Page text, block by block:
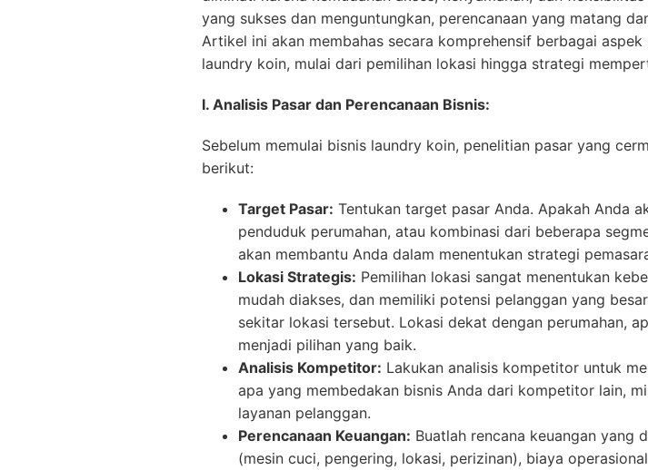
yang sukses dan menguntungkan, perencanaan yang matang
Artikel ini akan membahas secara komprehensif berbagai
laundry koin, mulai dari pemilihan lokasi hingga strategi
I. Analisis Pasar dan Perencanaan Bisnis:
Sebelum memulai bisnis laundry koin, penelitian pasar yang
berikut:
Target Pasar: Tentukan target pasar Anda. Apakah Anda
penduduk perumahan, atau kombinasi dari beberapa
akan membantu Anda dalam menentukan strategi
Lokasi Strategis: Pemilihan lokasi sangat menentukan
mudah diakses, dan memiliki potensi pelanggan yang
sekitar lokasi tersebut. Lokasi dekat dengan perumahan,
menjadi pilihan yang baik.
Analisis Kompetitor: Lakukan analisis kompetitor untuk
apa yang membedakan bisnis Anda dari kompetitor lain,
layanan pelanggan.
Perencanaan Keuangan: Buatlah rencana keuangan yang
(mesin cuci, pengering, lokasi, perizinan), biaya